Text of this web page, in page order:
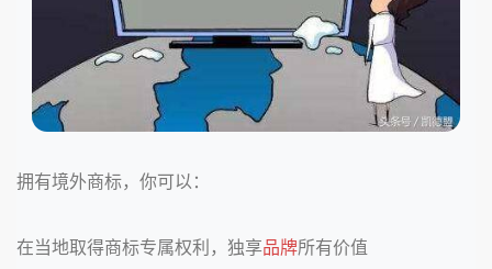
拥有境外商标，你可以：
在当地取得商标专属权利，独享品牌所有价值